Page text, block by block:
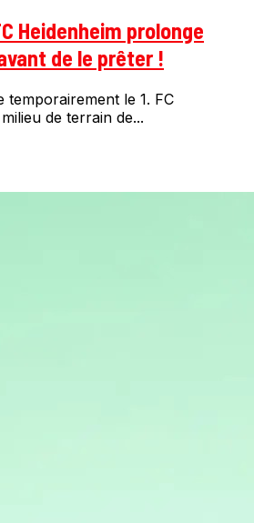
Heidenheim prolonge
de le prêter !
temporairement le 1. FC
de terrain de...